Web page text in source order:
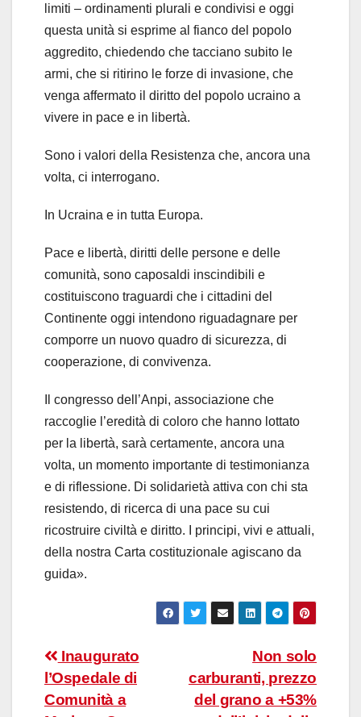
limiti – ordinamenti plurali e condivisi e oggi
questa unità si esprime al fianco del popolo
aggredito, chiedendo che tacciano subito le
armi, che si ritirino le forze di invasione, che
venga affermato il diritto del popolo ucraino a
vivere in pace e in libertà.
Sono i valori della Resistenza che, ancora una
volta, ci interrogano.
In Ucraina e in tutta Europa.
Pace e libertà, diritti delle persone e delle
comunità, sono caposaldi inscindibili e
costituiscono traguardi che i cittadini del
Continente oggi intendono riguadagnare per
comporre un nuovo quadro di sicurezza, di
cooperazione, di convivenza.
Il congresso dell’Anpi, associazione che
raccoglie l’eredità di coloro che hanno lottato
per la libertà, sarà certamente, ancora una
volta, un momento importante di testimonianza
e di riflessione. Di solidarietà attiva con chi sta
resistendo, di ricerca di una pace su cui
ricostruire civiltà e diritto. I principi, vivi e attuali,
della nostra Carta costituzionale agiscano da
guida».
Navigazione
articoli
Non solo
carburanti, prezzo
del grano a +53%
Inaugurato
l’Ospedale di
Comunità a